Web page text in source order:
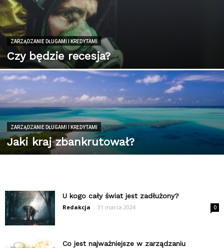
ZARZĄDZANIE DŁUGAMI I KREDYTAMI
Czy będzie recesja?
ZARZĄDZANIE DŁUGAMI I KREDYTAMI
Jaki kraj zbankrutował?
U kogo cały świat jest zadłużony?
Redakcja - 31 marca 2024 0
Co jest najważniejsze w zarządzaniu